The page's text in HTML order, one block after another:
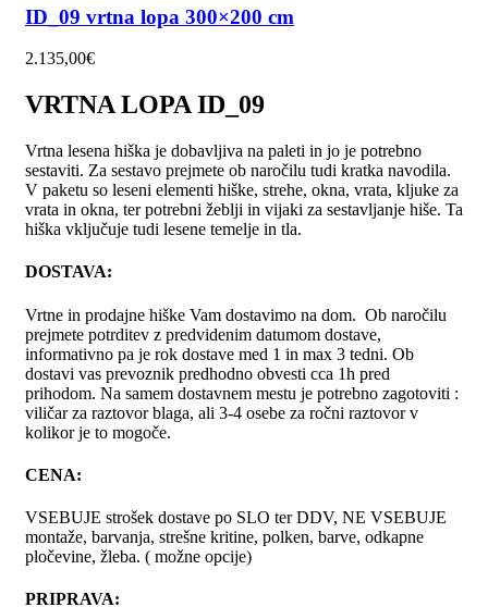
ID_09 vrtna lopa 300×200 cm
2.135,00€
VRTNA LOPA ID_09
Vrtna lesena hiška je dobavljiva na paleti in jo je potrebno
sestaviti. Za sestavo prejmete ob naročilu tudi kratka navodila.
V paketu so leseni elementi hiške, strehe, okna, vrata, kljuke za
vrata in okna, ter potrebni žeblji in vijaki za sestavljanje hiše. Ta
hiška vključuje tudi lesene temelje in tla.
DOSTAVA:
Vrtne in prodajne hiške Vam dostavimo na dom. Ob naročilu
prejmete potrditev z predvidenim datumom dostave,
informativno pa je rok dostave med 1 in max 3 tedni. Ob
dostavi vas prevoznik predhodno obvesti cca 1h pred
prihodom. Na samem dostavnem mestu je potrebno zagotoviti :
viličar za raztovor blaga, ali 3-4 osebe za ročni raztovor v
kolikor je to mogoče.
CENA:
VSEBUJE strošek dostave po SLO ter DDV, NE VSEBUJE
montaže, barvanja, strešne kritine, polken, barve, odkapne
pločevine, žleba. ( možne opcije)
PRIPRAVA: